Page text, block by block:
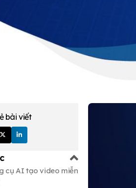
bài viết
cụ AI tạo video miễn